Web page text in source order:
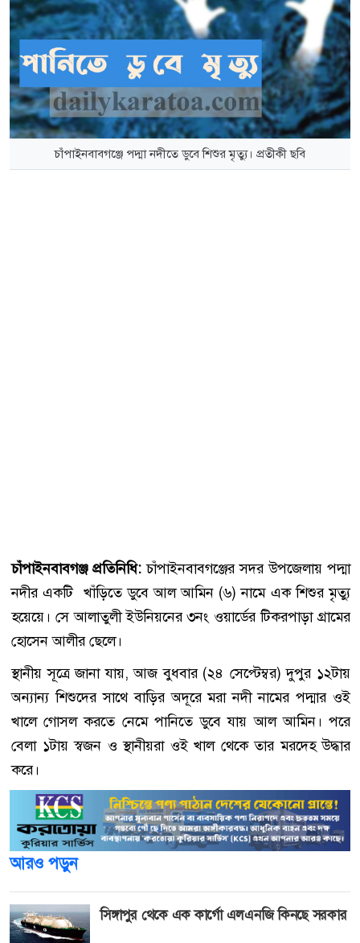
চাঁপাইনবাবগঞ্জে পদ্মা নদীতে ডুবে শিশুর মৃত্যু। প্রতীকী ছবি
চাঁপাইনবাবগঞ্জ প্রতিনিধি: চাঁপাইনবাবগঞ্জের সদর উপজেলায় পদ্মা
নদীর একটি খাঁড়িতে ডুবে আল আমিন (৬) নামে এক শিশুর মৃত্যু
হয়েয়ে। সে আলাতুলী ইউনিয়নের ৩নং ওয়ার্ডের টিকরপাড়া গ্রামের
হোসেন আলীর ছেলে।
স্থানীয় সূত্রে জানা যায়, আজ বুধবার (২৪ সেপ্টেম্বর) দুপুর ১২টায়
অন্যান্য শিশুদের সাথে বাড়ির অদূরে মরা নদী নামের পদ্মার ওই
খালে গোসল করতে নেমে পানিতে ডুবে যায় আল আমিন। পরে
বেলা ১টায় স্বজন ও স্থানীয়রা ওই খাল থেকে তার মরদেহ উদ্ধার
করে।
আরও পড়ুন
সিঙ্গাপুর থেকে এক কার্গো এলএনজি কিনছে সরকার